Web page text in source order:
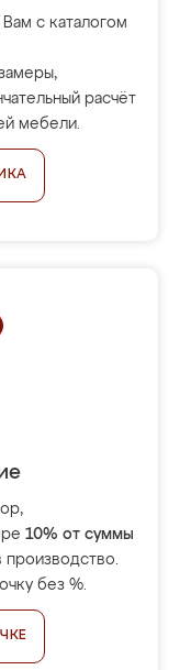
с каталогом
расчёт
мебели.
10% от суммы
производство.
без %.